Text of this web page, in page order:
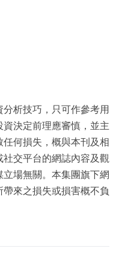
析技巧，只可作參考用
決定前理應審慎，並主
何損失，概與本刊及相
交平台的網誌內容及觀
場無關。本集團旗下網
來之損失或損害概不負